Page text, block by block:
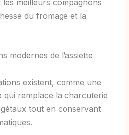
meilleurs compagnons
du fromage et la
modernes de l’assiette
existent, comme une
qui remplace la charcuterie
tout en conservant